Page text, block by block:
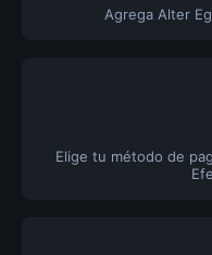
Agrega Alter
Elige tu método de